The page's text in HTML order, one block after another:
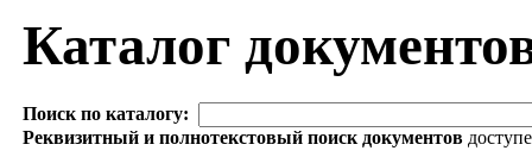
Каталог
Поиск по каталогу:
Реквизитный и полнотекстовый поиск документов